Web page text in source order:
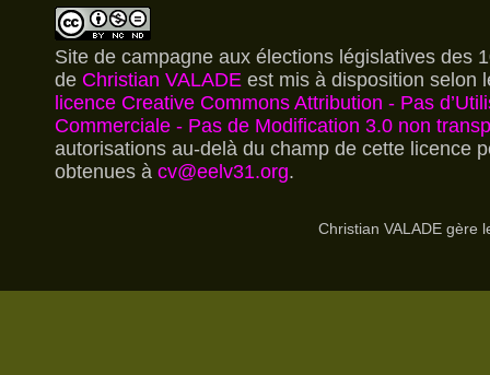
Site de campagne aux élections législatives des
de Christian VALADE est mis à disposition selon
licence Creative Commons Attribution - Pas
Commerciale - Pas de Modification 3.0 non
autorisations au-delà du champ de cette licence
obtenues à cv@eelv31.org.
Christian VALADE gère